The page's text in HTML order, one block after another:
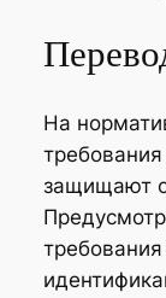
На
защищают